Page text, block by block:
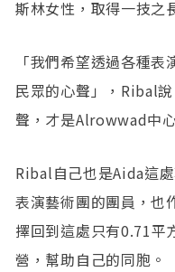
斯林女性，取得一技之
「我們希望透過各種
民眾的心聲」，Ribal
聲，才是Alrowwad中
Ribal自己也是Aida這
表演藝術團的團員，也
擇回到這處只有0.71平
營，幫助自己的同胞。